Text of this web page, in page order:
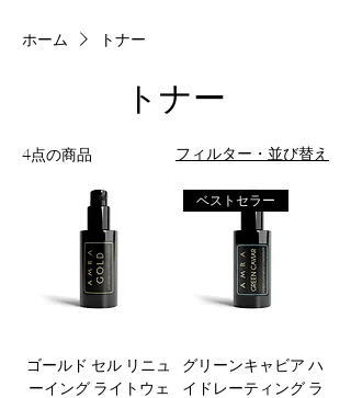
ホーム トナー
トナー
4点の商品 フィルター・並び替え
ゴールド セル リニュ
ーイング ライトウェ
ベストセラー
グリーンキャビア ハ
イドレーティング ラ